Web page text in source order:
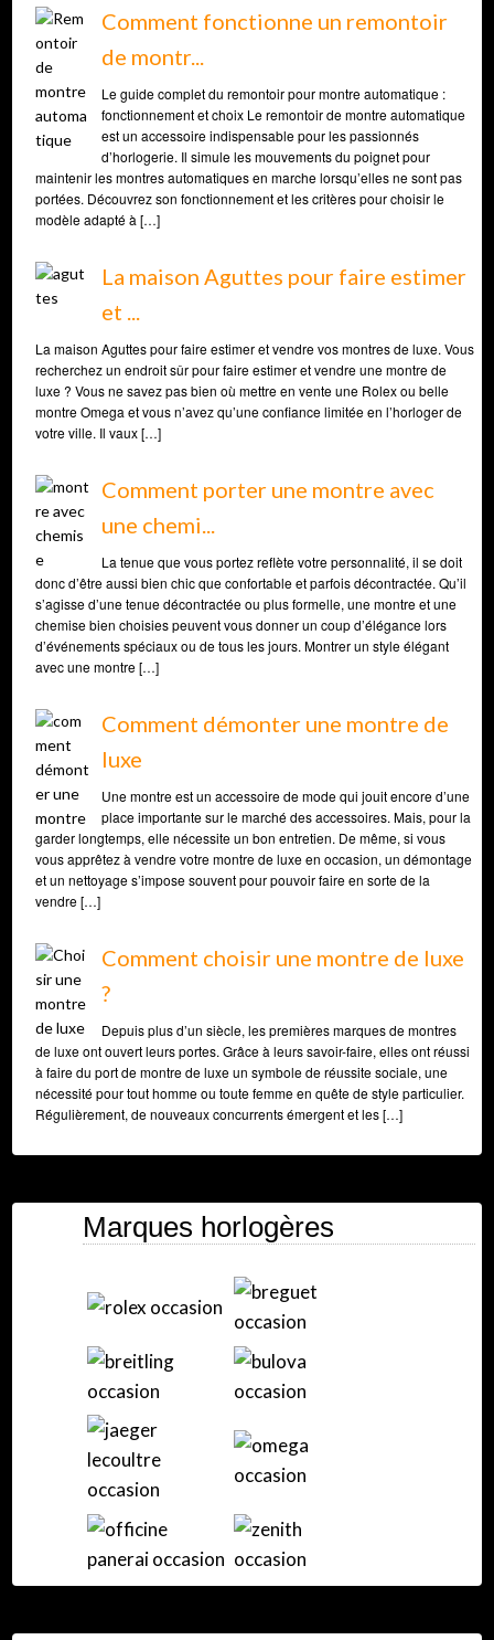
Comment fonctionne un remontoir
de montr...
Le guide complet du remontoir pour montre automatique :
fonctionnement et choix Le remontoir de montre automatique
est un accessoire indispensable pour les passionnés
d’horlogerie. Il simule les mouvements du poignet pour
maintenir les montres automatiques en marche lorsqu’elles ne sont pas
portées. Découvrez son fonctionnement et les critères pour choisir le
modèle adapté à […]
La maison Aguttes pour faire estimer
et ...
La maison Aguttes pour faire estimer et vendre vos montres de luxe. Vous
recherchez un endroit sûr pour faire estimer et vendre une montre de
luxe ? Vous ne savez pas bien où mettre en vente une Rolex ou belle
montre Omega et vous n’avez qu’une confiance limitée en l’horloger de
votre ville. Il vaux […]
Comment porter une montre avec
une chemi...
La tenue que vous portez reflète votre personnalité, il se doit
donc d’être aussi bien chic que confortable et parfois décontractée. Qu’il
s’agisse d’une tenue décontractée ou plus formelle, une montre et une
chemise bien choisies peuvent vous donner un coup d’élégance lors
d’événements spéciaux ou de tous les jours. Montrer un style élégant
avec une montre […]
Comment démonter une montre de
luxe
Une montre est un accessoire de mode qui jouit encore d’une
place importante sur le marché des accessoires. Mais, pour la
garder longtemps, elle nécessite un bon entretien. De même, si vous
vous apprêtez à vendre votre montre de luxe en occasion, un démontage
et un nettoyage s’impose souvent pour pouvoir faire en sorte de la
vendre […]
Comment choisir une montre de luxe
?
Depuis plus d’un siècle, les premières marques de montres
de luxe ont ouvert leurs portes. Grâce à leurs savoir-faire, elles ont réussi
à faire du port de montre de luxe un symbole de réussite sociale, une
nécessité pour tout homme ou toute femme en quête de style particulier.
Régulièrement, de nouveaux concurrents émergent et les […]
Marques horlogères